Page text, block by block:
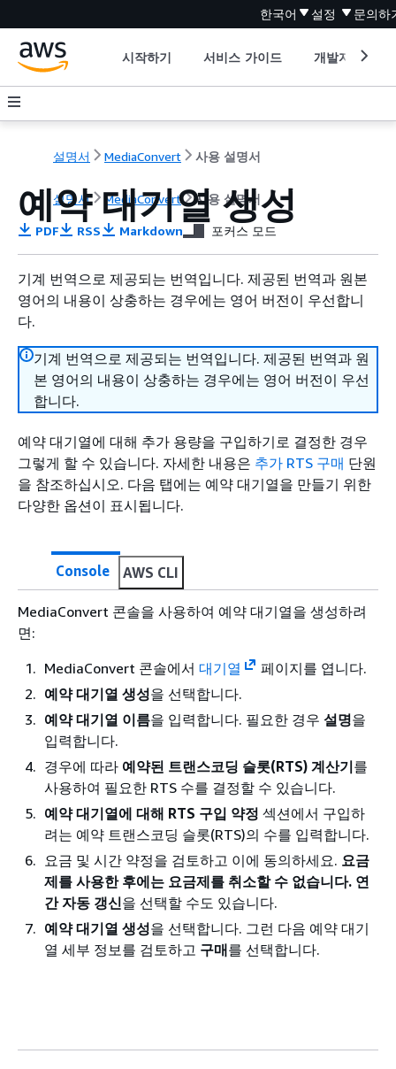
한국어 설정 문의하
시작하기 서비스 가이드 개발자 도구
설명서 MediaConvert 사용 설명서
설명서 MediaConvert 사용 설명서
예약 대기열 생성
PDF RSS Markdown 포커스 모드
기계 번역으로 제공되는 번역입니다. 제공된 번역과 원본
영어의 내용이 상충하는 경우에는 영어 버전이 우선합니
다.
기계 번역으로 제공되는 번역입니다. 제공된 번역과 원
본 영어의 내용이 상충하는 경우에는 영어 버전이 우선
합니다.
예약 대기열에 대해 추가 용량을 구입하기로 결정한 경우
그렇게 할 수 있습니다. 자세한 내용은 추가 RTS 구매 단원
을 참조하십시오. 다음 탭에는 예약 대기열을 만들기 위한
다양한 옵션이 표시됩니다.
Console AWS CLI
MediaConvert 콘솔을 사용하여 예약 대기열을 생성하려
면:
MediaConvert 콘솔에서 대기열
페이지를 엽니다.
예약 대기열 생성을 선택합니다.
예약 대기열 이름을 입력합니다. 필요한 경우 설명을
입력합니다.
경우에 따라 예약된 트랜스코딩 슬롯(RTS) 계산기를
사용하여 필요한 RTS 수를 결정할 수 있습니다.
예약 대기열에 대해 RTS 구입 약정 섹션에서 구입하
려는 예약 트랜스코딩 슬롯(RTS)의 수를 입력합니다.
요금 및 시간 약정을 검토하고 이에 동의하세요. 요금
제를 사용한 후에는 요금제를 취소할 수 없습니다. 연
간 자동 갱신을 선택할 수도 있습니다.
예약 대기열 생성을 선택합니다. 그런 다음 예약 대기
열 세부 정보를 검토하고 구매를 선택합니다.